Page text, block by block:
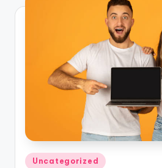
Posted
Uncategorized